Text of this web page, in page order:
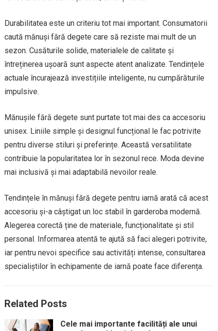
Durabilitatea este un criteriu tot mai important. Consumatorii
caută mănuși fără degete care să reziste mai mult de un
sezon. Cusăturile solide, materialele de calitate și
întreținerea ușoară sunt aspecte atent analizate. Tendințele
actuale încurajează investițiile inteligente, nu cumpărăturile
impulsive.
Mănușile fără degete sunt purtate tot mai des ca accesoriu
unisex. Liniile simple și designul funcțional le fac potrivite
pentru diverse stiluri și preferințe. Această versatilitate
contribuie la popularitatea lor în sezonul rece. Moda devine
mai inclusivă și mai adaptabilă nevoilor reale.
Tendințele în mănuși fără degete pentru iarnă arată că acest
accesoriu și-a câștigat un loc stabil în garderoba modernă.
Alegerea corectă ține de materiale, funcționalitate și stil
personal. Informarea atentă te ajută să faci alegeri potrivite,
iar pentru nevoi specifice sau activități intense, consultarea
specialiștilor în echipamente de iarnă poate face diferența.
Related Posts
Cele mai importante facilități ale unui